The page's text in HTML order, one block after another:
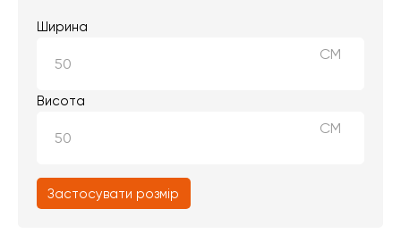
Ширина
СМ
Висота
СМ
Застосувати розмір